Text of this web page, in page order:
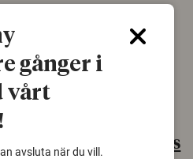
med deltagare i fyra
länder.
skinn var Sveriges
gånger i
vårt
avsluta när du vill.